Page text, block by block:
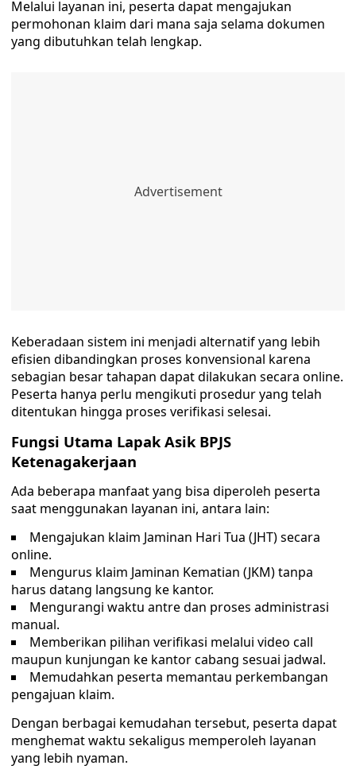
Melalui layanan ini, peserta dapat mengajukan
permohonan klaim dari mana saja selama dokumen
yang dibutuhkan telah lengkap.
Keberadaan sistem ini menjadi alternatif yang lebih
efisien dibandingkan proses konvensional karena
sebagian besar tahapan dapat dilakukan secara online.
Peserta hanya perlu mengikuti prosedur yang telah
ditentukan hingga proses verifikasi selesai.
Fungsi Utama Lapak Asik BPJS
Ketenagakerjaan
Ada beberapa manfaat yang bisa diperoleh peserta
saat menggunakan layanan ini, antara lain:
Mengajukan klaim Jaminan Hari Tua (JHT) secara
online.
Mengurus klaim Jaminan Kematian (JKM) tanpa
harus datang langsung ke kantor.
Mengurangi waktu antre dan proses administrasi
manual.
Memberikan pilihan verifikasi melalui video call
maupun kunjungan ke kantor cabang sesuai jadwal.
Memudahkan peserta memantau perkembangan
pengajuan klaim.
Dengan berbagai kemudahan tersebut, peserta dapat
menghemat waktu sekaligus memperoleh layanan
yang lebih nyaman.